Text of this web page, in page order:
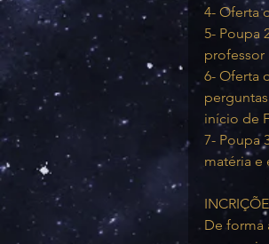
4- Oferta
5- Poupa
professor
6- Oferta
início de
7- Poupa
matéria e
De forma